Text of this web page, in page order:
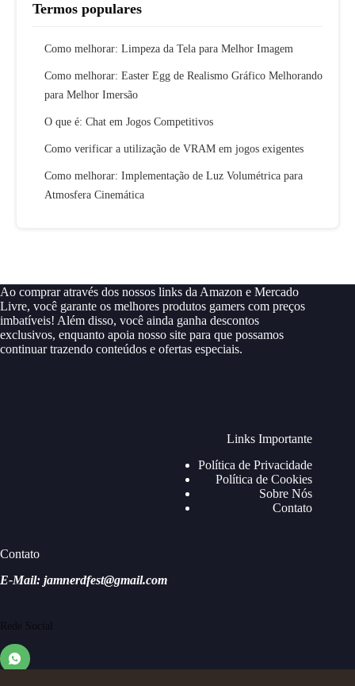
Termos populares
Como melhorar: Limpeza da Tela para Melhor Imagem
Como melhorar: Easter Egg de Realismo Gráfico Melhorando
para Melhor Imersão
O que é: Chat em Jogos Competitivos
Como verificar a utilização de VRAM em jogos exigentes
Como melhorar: Implementação de Luz Volumétrica para
Atmosfera Cinemática
Ao comprar através dos nossos links da Amazon e Mercado
Livre, você garante os melhores produtos gamers com preços
imbatíveis! Além disso, você ainda ganha descontos
exclusivos, enquanto apoia nosso site para que possamos
continuar trazendo conteúdos e ofertas especiais.
Links Importante
Política de Privacidade
Política de Cookies
Sobre Nós
Contato
Contato
E-Mail: jamnerdfest@gmail.com
Rede Social